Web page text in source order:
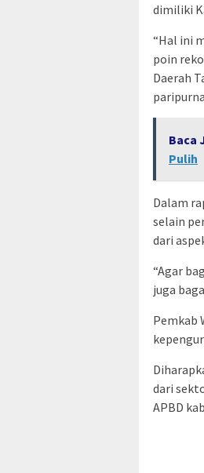
dimiliki
“Hal ini
poin
Daerah
Baca
Pulih
Dalam
selain
dari
“Agar
juga
Pemkab
dari
APBD